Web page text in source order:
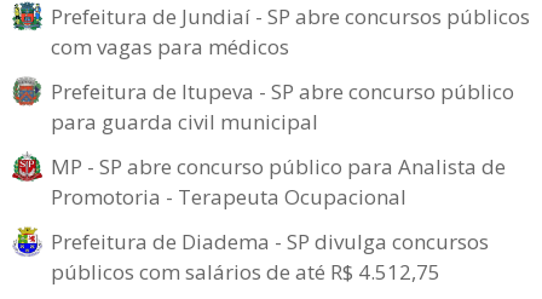
Prefeitura de Jundiaí - SP abre concursos públicos
com vagas para médicos
Prefeitura de Itupeva - SP abre concurso público
para guarda civil municipal
MP - SP abre concurso público para Analista de
Promotoria - Terapeuta Ocupacional
Prefeitura de Diadema - SP divulga concursos
públicos com salários de até R$ 4.512,75